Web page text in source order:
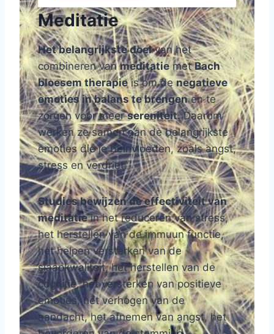
Meditatie
Het belangrijkste doelvan het
combineren vanmeditatiemetBach
bloesem therapieis om denegatieve
emoties in balans te brengenen te
zorgen voor meersereniteit.Daarom
werken ze samen aan de belangrijkste
emoties die je beïnvloeden, zoals angst,
stress en verdriet.
Studies bewijzen de effectiviteit van
meditatiein het reduceren van stress,
het herstellen van de immuun functie,
het helpen versterken van de
slaapkwaliteit, het herstellen van de
cognitie, het versterken van positieve
emoties, het verhogen van de
aandacht, het afnemen van angst, het